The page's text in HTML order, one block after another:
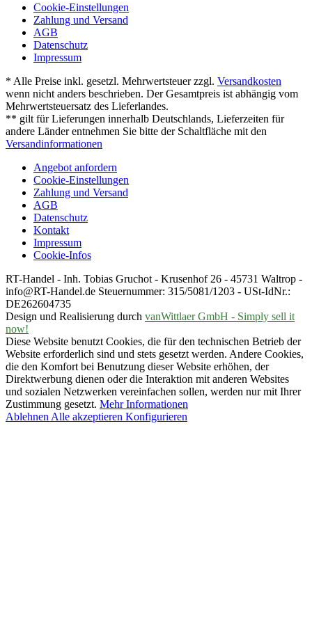
Cookie-Einstellungen
Zahlung und Versand
AGB
Datenschutz
Impressum
* Alle Preise inkl. gesetzl. Mehrwertsteuer zzgl. Versandkosten
wenn nicht anders beschrieben. Der Gesamtpreis ist abhängig vom
Mehrwertsteuersatz des Lieferlandes.
** gilt für Lieferungen innerhalb Deutschlands, Lieferzeiten für
andere Länder entnehmen Sie bitte der Schaltfläche mit den
Versandinformationen
Angebot anfordern
Cookie-Einstellungen
Zahlung und Versand
AGB
Datenschutz
Kontakt
Impressum
Cookie-Infos
RT-Handel - Inh. Tobias Gruchot - Krusenhof 26 - 45731 Waltrop -
info@RT-Handel.de Steuernummer: 315/5081/1203 - USt-IdNr.:
DE262604735
Design und Realisierung durch vanWittlaer GmbH - Simply sell it
now!
Diese Website benutzt Cookies, die für den technischen Betrieb der
Website erforderlich sind und stets gesetzt werden. Andere Cookies,
die den Komfort bei Benutzung dieser Website erhöhen, der
Direktwerbung dienen oder die Interaktion mit anderen Websites
und sozialen Netzwerken vereinfachen sollen, werden nur mit Ihrer
Zustimmung gesetzt. Mehr Informationen
Ablehnen Alle akzeptieren Konfigurieren